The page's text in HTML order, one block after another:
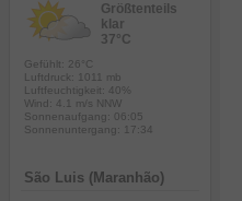
Größtenteils
klar
37°C
Gefühlt: 26°C
Luftdruck: 1011 mb
Luftfeuchtigkeit: 40%
Wind: 4.1 m/s NNW
Sonnenaufgang: 06:05
Sonnenuntergang: 17:34
São Luis (Maranhão)